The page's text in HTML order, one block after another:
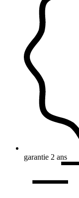
garantie 2 ans